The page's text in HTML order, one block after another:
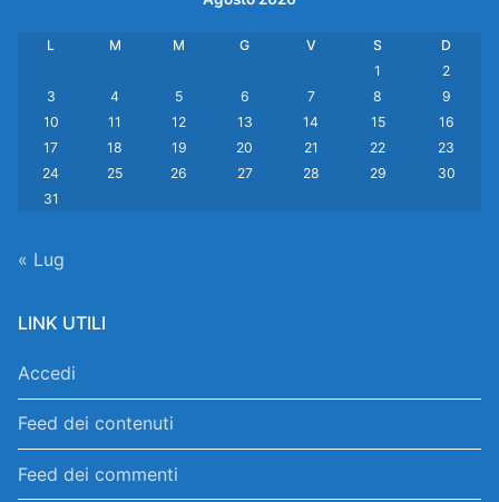
L M M G V S
D
1
2
3
4 5 6 7 8
9
10
11 12 13 14 15
16
17
18 19 20 21 22
23
24
25 26 27 28 29
30
31
« Lug
LINK UTILI
Accedi
Feed dei contenuti
Feed dei commenti